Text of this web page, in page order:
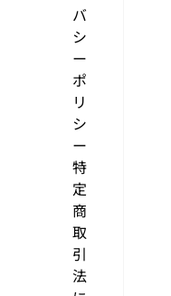
バ
シ
ー
ポ
リ
シ
ー
特
定
商
取
引
法